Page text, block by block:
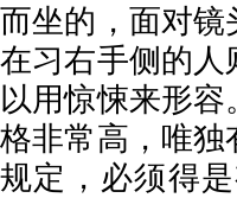
而坐的，面对镜
在习右手侧的人
以用惊悚来形
格非常高，唯独
规定，必须得